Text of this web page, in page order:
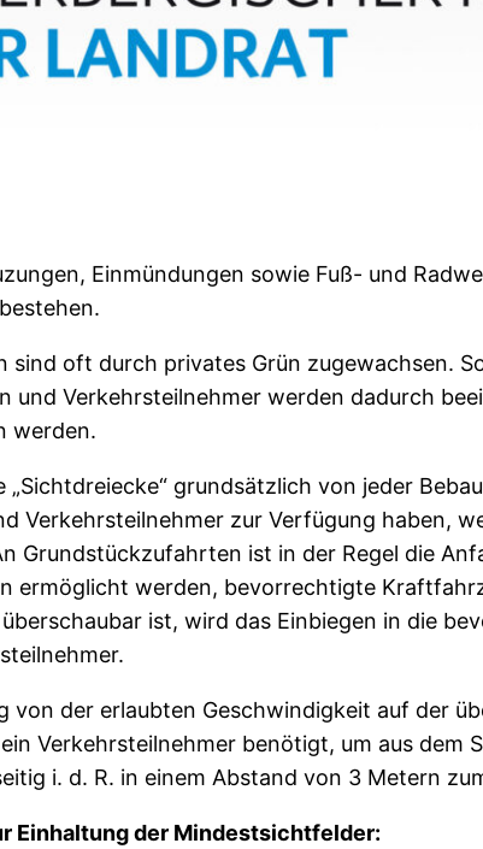
Einmündungen sowie Fuß- und
sind oft durch privates Grün zugewachsen.
und Verkehrsteilnehmer werden dadurch
werden.
grundsätzlich von jeder
Verkehrsteilnehmer zur Verfügung haben,
Grundstückzufahrten ist in der Regel die
ermöglicht werden, bevorrechtigte
ist, wird das Einbiegen in die
von der erlaubten Geschwindigkeit auf der
Verkehrsteilnehmer benötigt, um aus dem
i. d. R. in einem Abstand von 3 Metern
Einhaltung der Mindestsichtfelder: